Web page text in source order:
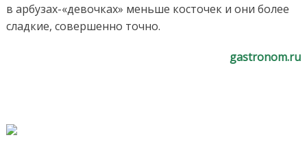
в арбузах-«девочках» меньше косточек и они более
сладкие, совершенно точно.
gastronom.ru